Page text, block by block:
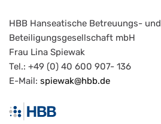
HBB Hanseatische Betreuungs- und
Beteiligungsgesellschaft mbH
Frau Lina Spiewak
Tel.: +49 (0) 40 600 907- 136
E-Mail:spiewak@hbb.de